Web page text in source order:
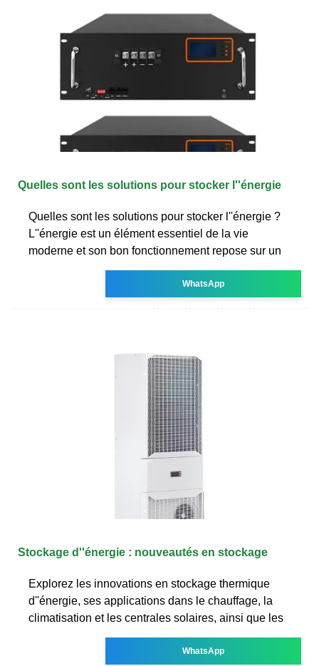
Quelles sont les solutions pour stocker l''énergie
Quelles sont les solutions pour stocker l''énergie ?
L''énergie est un élément essentiel de la vie
moderne et son bon fonctionnement repose sur un
WhatsApp
Stockage d''énergie : nouveautés en stockage
Explorez les innovations en stockage thermique
d''énergie, ses applications dans le chauffage, la
climatisation et les centrales solaires, ainsi que les
WhatsApp